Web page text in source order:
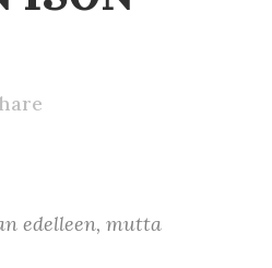
edelleen, mutta